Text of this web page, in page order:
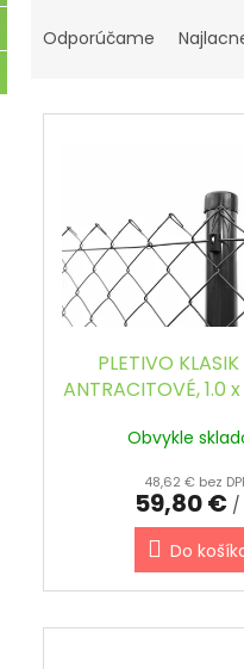
a
n
Odporúčame
V
PLETIVO
ANTRACITOVÉ, 1.0
Obvykle
48,62 € bez
59,80 € /
Do